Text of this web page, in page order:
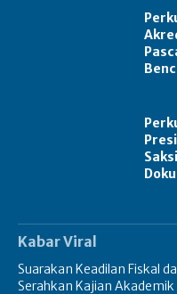
Kabar Viral
Suarakan Keadilan Fiskal
Serahkan Kajian Akademik